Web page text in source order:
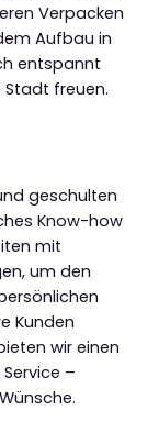
Verpacken
Aufbau in
entspannt
Stadt freuen.
geschulten
Know-how
mit
um den
Kunden
wir einen
–